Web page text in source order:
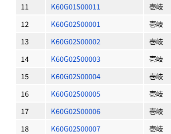
11
K60G01S00011 壱岐
12
K60G02S00001 壱岐
13
K60G02S00002 壱岐
14
K60G02S00003 壱岐
15
K60G02S00004 壱岐
16
K60G02S00005 壱岐
17
K60G02S00006 壱岐
18
K60G02S00007 壱岐